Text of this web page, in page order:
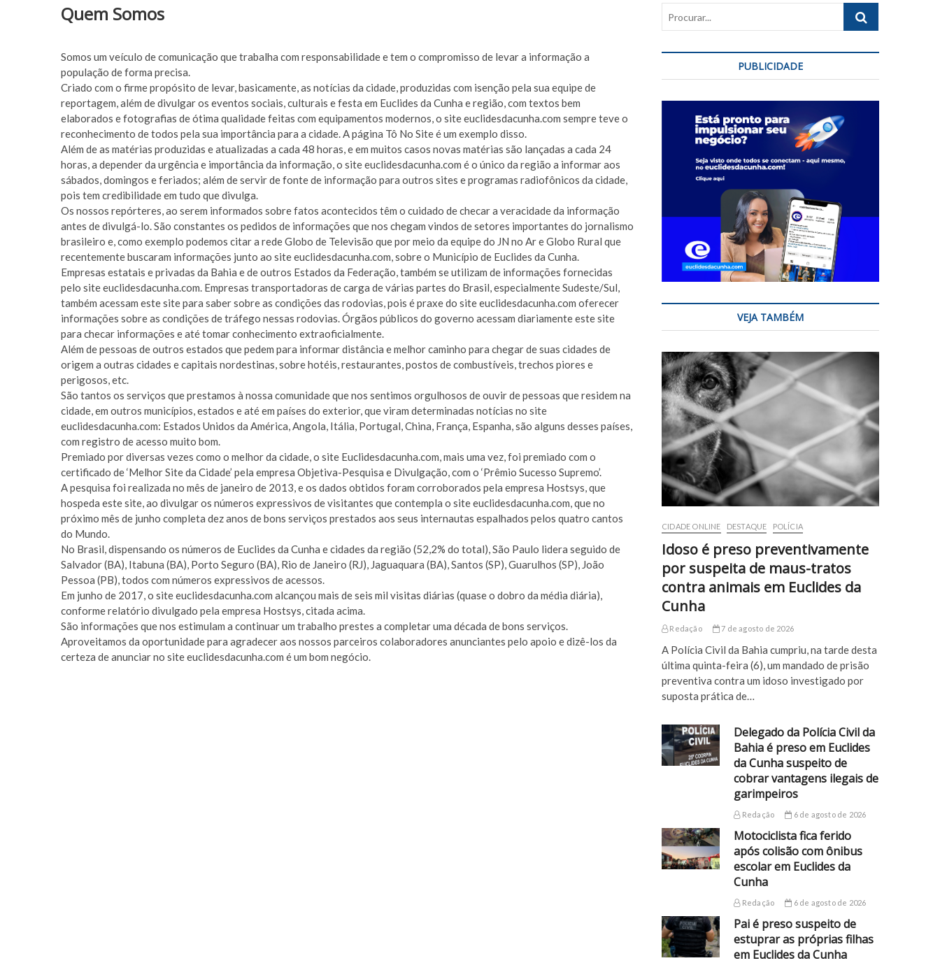
Quem Somos
Somos um veículo de comunicação que trabalha com responsabilidade e tem o compromisso de levar a informação a
população de forma precisa.
Criado com o firme propósito de levar, basicamente, as notícias da cidade, produzidas com isenção pela sua equipe de
reportagem, além de divulgar os eventos sociais, culturais e festa em Euclides da Cunha e região, com textos bem
elaborados e fotografias de ótima qualidade feitas com equipamentos modernos, o site euclidesdacunha.com sempre teve o
reconhecimento de todos pela sua importância para a cidade. A página Tô No Site é um exemplo disso.
Além de as matérias produzidas e atualizadas a cada 48 horas, e em muitos casos novas matérias são lançadas a cada 24
horas, a depender da urgência e importância da informação, o site euclidesdacunha.com é o único da região a informar aos
sábados, domingos e feriados; além de servir de fonte de informação para outros sites e programas radiofônicos da cidade,
pois tem credibilidade em tudo que divulga.
Os nossos repórteres, ao serem informados sobre fatos acontecidos têm o cuidado de checar a veracidade da informação
antes de divulgá-lo. São constantes os pedidos de informações que nos chegam vindos de setores importantes do jornalismo
brasileiro e, como exemplo podemos citar a rede Globo de Televisão que por meio da equipe do JN no Ar e Globo Rural que
recentemente buscaram informações junto ao site euclidesdacunha.com, sobre o Município de Euclides da Cunha.
Empresas estatais e privadas da Bahia e de outros Estados da Federação, também se utilizam de informações fornecidas
pelo site euclidesdacunha.com. Empresas transportadoras de carga de várias partes do Brasil, especialmente Sudeste/Sul,
também acessam este site para saber sobre as condições das rodovias, pois é praxe do site euclidesdacunha.com oferecer
informações sobre as condições de tráfego nessas rodovias. Órgãos públicos do governo acessam diariamente este site
para checar informações e até tomar conhecimento extraoficialmente.
Além de pessoas de outros estados que pedem para informar distância e melhor caminho para chegar de suas cidades de
origem a outras cidades e capitais nordestinas, sobre hotéis, restaurantes, postos de combustíveis, trechos piores e
perigosos, etc.
São tantos os serviços que prestamos à nossa comunidade que nos sentimos orgulhosos de ouvir de pessoas que residem na
cidade, em outros municípios, estados e até em países do exterior, que viram determinadas notícias no site
euclidesdacunha.com: Estados Unidos da América, Angola, Itália, Portugal, China, França, Espanha, são alguns desses países,
com registro de acesso muito bom.
Premiado por diversas vezes como o melhor da cidade, o site Euclidesdacunha.com, mais uma vez, foi premiado com o
certificado de ‘Melhor Site da Cidade’ pela empresa Objetiva-Pesquisa e Divulgação, com o ‘Prêmio Sucesso Supremo’.
A pesquisa foi realizada no mês de janeiro de 2013, e os dados obtidos foram corroborados pela empresa Hostsys, que
hospeda este site, ao divulgar os números expressivos de visitantes que contempla o site euclidesdacunha.com, que no
próximo mês de junho completa dez anos de bons serviços prestados aos seus internautas espalhados pelos quatro cantos
do Mundo.
No Brasil, dispensando os números de Euclides da Cunha e cidades da região (52,2% do total), São Paulo lidera seguido de
Salvador (BA), Itabuna (BA), Porto Seguro (BA), Rio de Janeiro (RJ), Jaguaquara (BA), Santos (SP), Guarulhos (SP), João
Pessoa (PB), todos com números expressivos de acessos.
Em junho de 2017, o site euclidesdacunha.com alcançou mais de seis mil visitas diárias (quase o dobro da média diária),
conforme relatório divulgado pela empresa Hostsys, citada acima.
São informações que nos estimulam a continuar um trabalho prestes a completar uma década de bons serviços.
Aproveitamos da oportunidade para agradecer aos nossos parceiros colaboradores anunciantes pelo apoio e dizê-los da
certeza de anunciar no site euclidesdacunha.com é um bom negócio.
Procurar...
PUBLICIDADE
VEJA TAMBÉM
CIDADE ONLINE DESTAQUE POLÍCIA
Idoso é preso preventivamente
por suspeita de maus-tratos
contra animais em Euclides da
Cunha
Redação 7 de agosto de 2026
A Polícia Civil da Bahia cumpriu, na tarde desta
última quinta-feira (6), um mandado de prisão
preventiva contra um idoso investigado por
suposta prática de…
Delegado da Polícia Civil da
Bahia é preso em Euclides
da Cunha suspeito de
cobrar vantagens ilegais de
garimpeiros
Redação 6 de agosto de 2026
Motociclista fica ferido
após colisão com ônibus
escolar em Euclides da
Cunha
Redação 6 de agosto de 2026
Pai é preso suspeito de
estuprar as próprias filhas
em Euclides da Cunha